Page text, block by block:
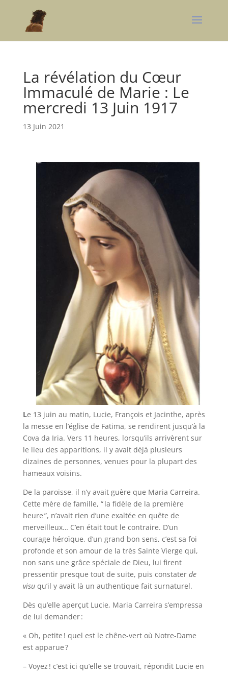
La révélation du Cœur
Immaculé de Marie : Le
mercredi 13 Juin 1917
13 Juin 2021
Le 13 juin au matin, Lucie, François et Jacinthe, après
la messe en l’église de Fatima, se rendirent jusqu’à la
Cova da Iria. Vers 11 heures, lorsqu’ils arrivèrent sur
le lieu des apparitions, il y avait déjà plusieurs
dizaines de personnes, venues pour la plupart des
hameaux voisins.
De la paroisse, il n’y avait guère que Maria Carreira.
Cette mère de famille, “ la fidèle de la première
heure ”, n’avait rien d’une exaltée en quête de
merveilleux… C’en était tout le contraire. D’un
courage héroïque, d’un grand bon sens, c’est sa foi
profonde et son amour de la très Sainte Vierge qui,
non sans une grâce spéciale de Dieu, lui firent
pressentir presque tout de suite, puis constater de
visu qu’il y avait là un authentique fait surnaturel.
Dès qu’elle aperçut Lucie, Maria Carreira s’empressa
de lui demander :
« Oh, petite ! quel est le chêne-vert où Notre-Dame
est apparue ?
– Voyez ! c’est ici qu’elle se trouvait, répondit Lucie en